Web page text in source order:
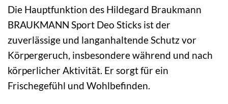
Die Hauptfunktion des Hildegard Braukmann
BRAUKMANN Sport Deo Sticks ist der
zuverlässige und langanhaltende Schutz vor
Körpergeruch, insbesondere während und nach
körperlicher Aktivität. Er sorgt für ein
Frischegefühl und Wohlbefinden.